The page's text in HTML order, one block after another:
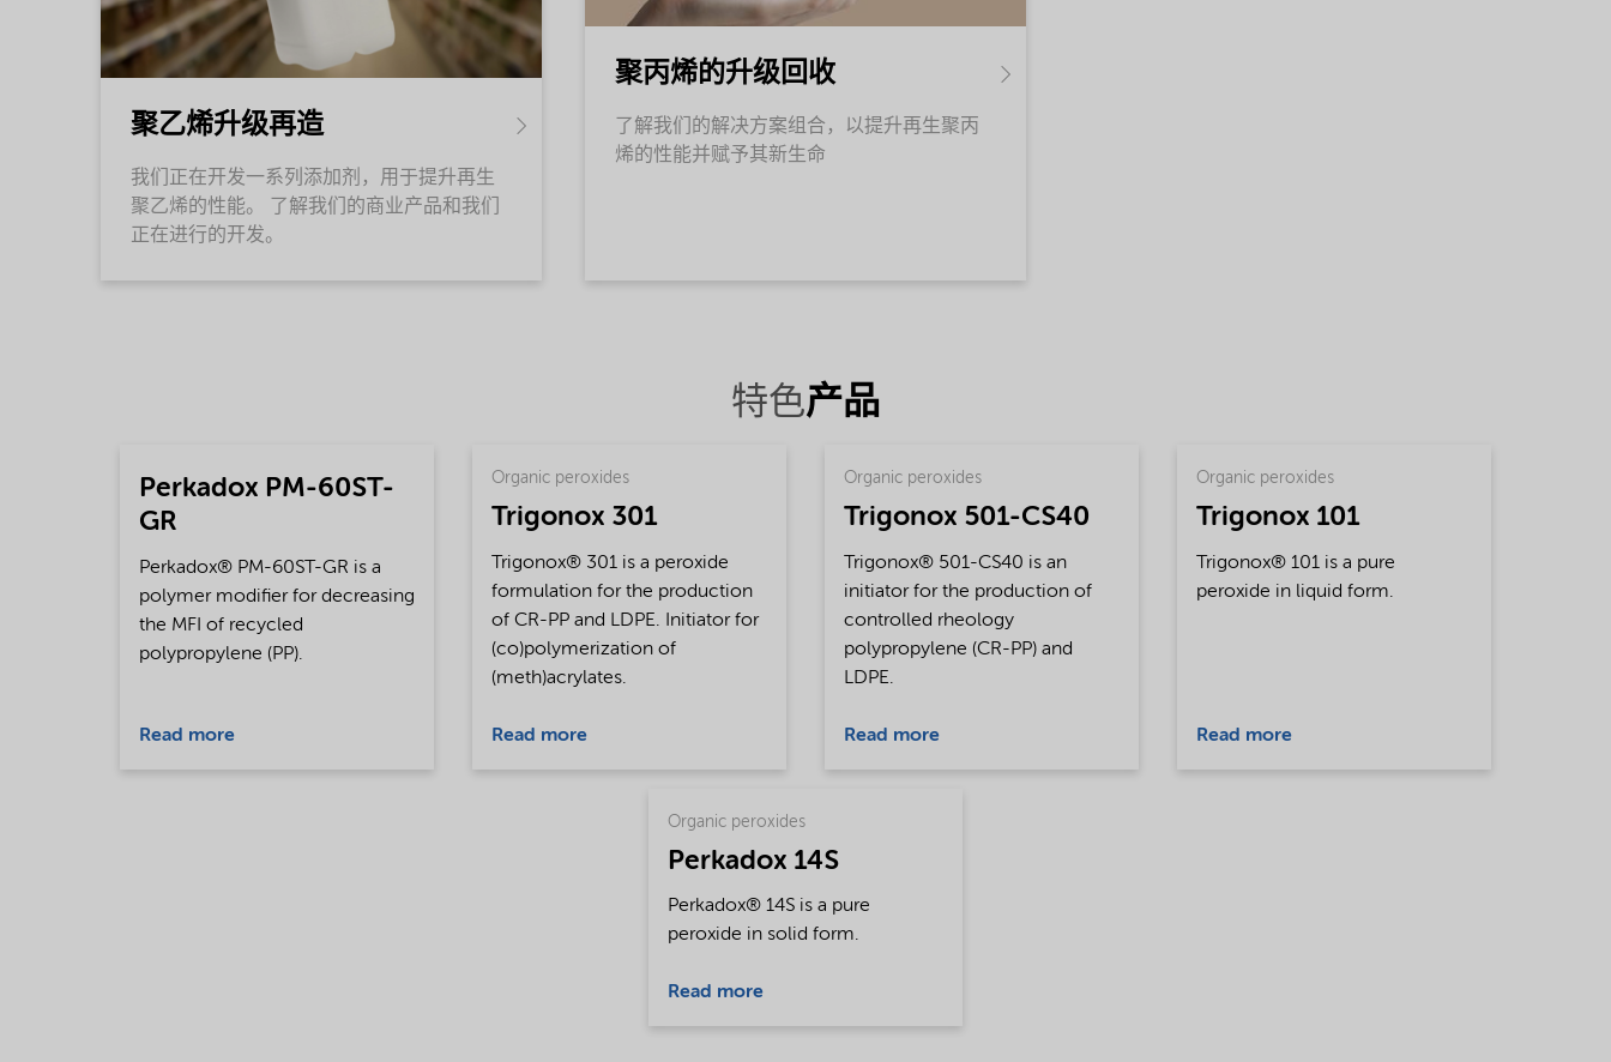
聚乙烯升级再造
我们正在开发一系列添加剂，用于提升再生
聚乙烯的性能。 了解我们的商业产品和我们
正在进行的开发。
聚丙烯的升级回收
了解我们的解决方案组合，以提升再生聚丙
烯的性能并赋予其新生命
特色产品
Perkadox PM-60ST-
GR
Perkadox® PM-60ST-GR is a
polymer modifier for decreasing
the MFI of recycled
polypropylene (PP).
Read more
Organic peroxides
Trigonox 301
Trigonox® 301 is a peroxide
formulation for the production
of CR-PP and LDPE. Initiator for
(co)polymerization of
(meth)acrylates.
Read more
Organic peroxides
Trigonox 501-CS40
Trigonox® 501-CS40 is an
initiator for the production of
controlled rheology
polypropylene (CR-PP) and
LDPE.
Read more
Organic peroxides
Trigonox 101
Trigonox® 101 is a pure
peroxide in liquid form.
Read more
Organic peroxides
Perkadox 14S
Perkadox® 14S is a pure
peroxide in solid form.
Read more